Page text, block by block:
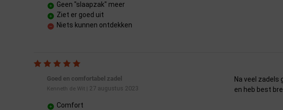
Geen "slaapzak" meer
Ziet er goed uit
Niets kunnen ontdekken
Goed en comfortabel zadel
Kenneth de Wit| 27 augustus 2023
Comfort
Na veel zadels
en heb best